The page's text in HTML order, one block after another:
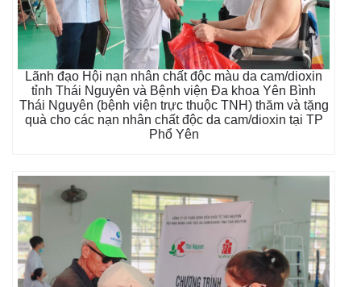
Lãnh đạo Hội nạn nhân chất độc màu da cam/dioxin
tỉnh Thái Nguyên và Bệnh viện Đa khoa Yên Bình
Thái Nguyên (bệnh viện trực thuộc TNH) thăm và tặng
quà cho các nạn nhân chất độc da cam/dioxin tại TP
Phổ Yên